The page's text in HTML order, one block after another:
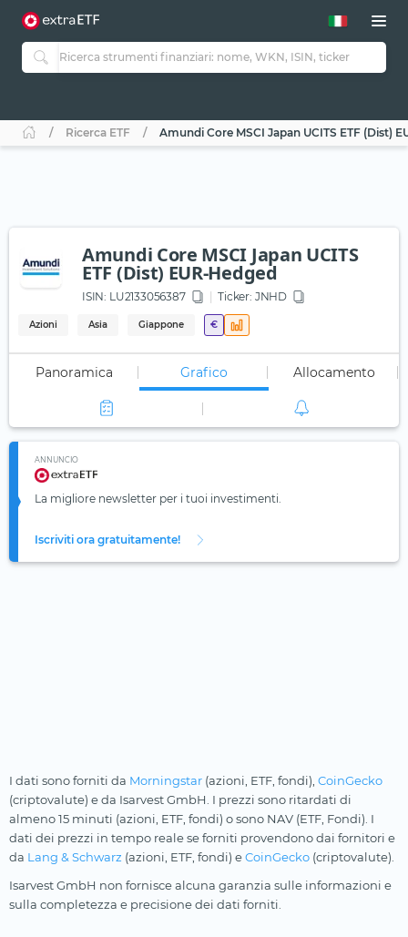
Ricerca ETF Amundi Core MSCI Japan UCITS ETF (Dist)
Amundi Core MSCI Japan UCITS
ETF (Dist) EUR-Hedged
ISIN: LU2133056387 Ticker: JNHD
Azioni Asia Giappone €
Panoramica Grafico Allocamento
ANNUNCIO
La migliore newsletter per i tuoi investimenti.
Iscriviti ora gratuitamente!
I dati sono forniti da Morningstar (azioni, ETF, fondi), CoinGecko
(criptovalute) e da Isarvest GmbH. I prezzi sono ritardati di
almeno 15 minuti (azioni, ETF, fondi) o sono NAV (ETF, Fondi). I
dati dei prezzi in tempo reale se forniti provendono dai fornitori e
da Lang & Schwarz (azioni, ETF, fondi) eCoinGecko (criptovalute).
Isarvest GmbH non fornisce alcuna garanzia sulle informazioni e
sulla completezza e precisione dei dati forniti.